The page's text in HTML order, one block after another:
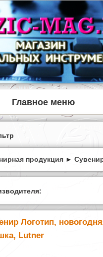
Главное меню
продукция ►
Логотип,
Lutner